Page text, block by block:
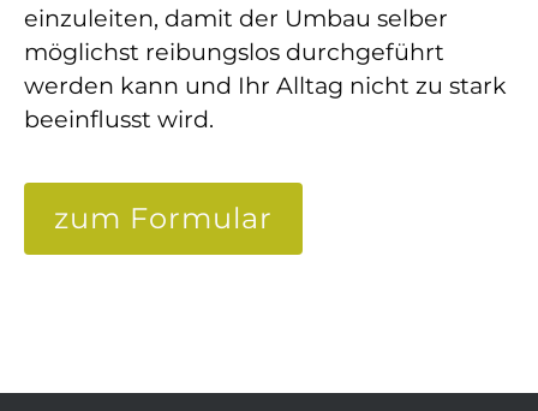
einzuleiten, damit der Umbau selber
möglichst reibungslos durchgeführt
werden kann und Ihr Alltag nicht zu stark
beeinflusst wird.
zum Formular